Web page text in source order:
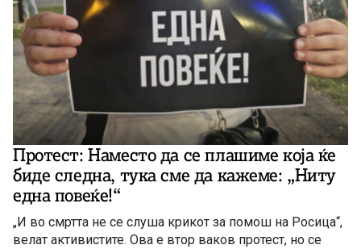
Протест: Наместо да се плашиме која ќе
биде следна, тука сме да кажеме: „Ниту
една повеќe!“
„И во смртта не се слуша крикот за помош на Росица“,
велат активистите. Ова е втор ваков протест, но се